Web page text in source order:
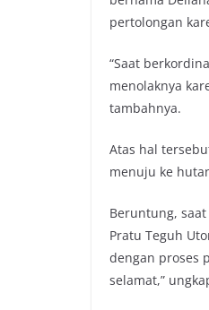
pertolongan
“Saat
menolaknya
tambahnya.
Atas hal
menuju ke
Beruntung,
Pratu Teguh
dengan proses
selamat,”